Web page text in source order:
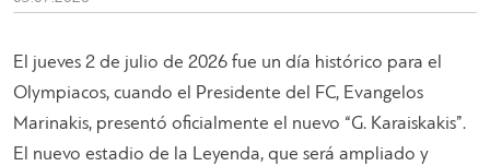
El jueves 2 de julio de 2026 fue un día histórico para el
Olympiacos, cuando el Presidente del FC, Evangelos
Marinakis, presentó oficialmente el nuevo “G. Karaiskakis”.
El nuevo estadio de la Leyenda, que será ampliado y